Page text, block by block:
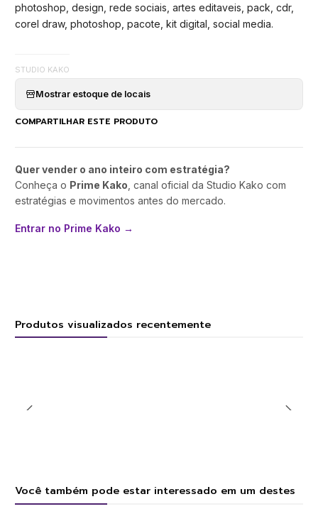
photoshop, design, rede sociais, artes editaveis, pack, cdr,
corel draw, photoshop, pacote, kit digital, social media.
STUDIO KAKO
Mostrar estoque de locais
COMPARTILHAR ESTE PRODUTO
Quer vender o ano inteiro com estratégia?
Conheça o Prime Kako , canal oficial da Studio Kako com
estratégias e movimentos antes do mercado.
Entrar no Prime Kako →
Produtos visualizados recentemente
Você também pode estar interessado em um destes